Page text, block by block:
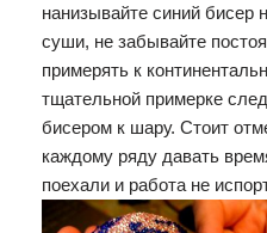
нанизывайте синий бисер
суши, не забывайте
примерять к
тщательной примерке
бисером к шару. Стоит
каждому ряду давать
поехали и работа не